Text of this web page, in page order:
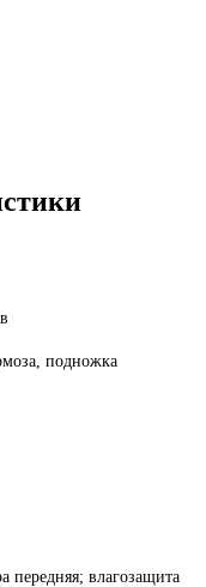
подножка
передняя; влагозащита